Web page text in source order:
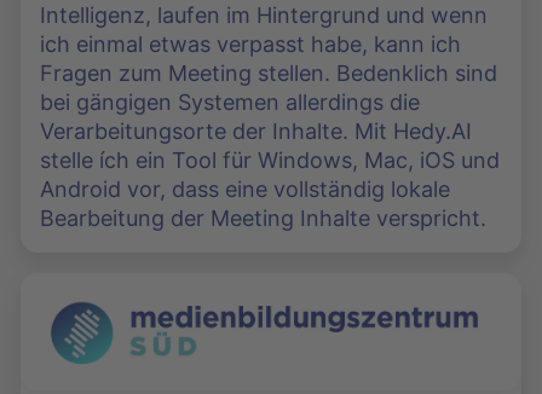
Intelligenz, laufen im Hintergrund und wenn
ich einmal etwas verpasst habe, kann ich
Fragen zum Meeting stellen. Bedenklich sind
bei gängigen Systemen allerdings die
Verarbeitungsorte der Inhalte. Mit Hedy.AI
stelle ích ein Tool für Windows, Mac, iOS und
Android vor, dass eine vollständig lokale
Bearbeitung der Meeting Inhalte verspricht.